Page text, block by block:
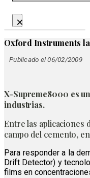
×
Oxford Instruments
Publicado el 06/02/2009
X-Supreme8000 es
industrias.
Entre las aplicaciones
campo del cemento,
Para responder a la
Drift Detector) y
films en